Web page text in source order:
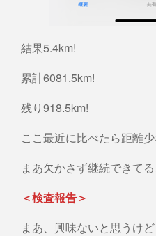
結果5.4km!
累計6081.5km!
残り918.5km!
ここ最近に比べたら距離少
まあ欠かさず継続できて
＜検査報告＞
まあ、興味ないと思うけ